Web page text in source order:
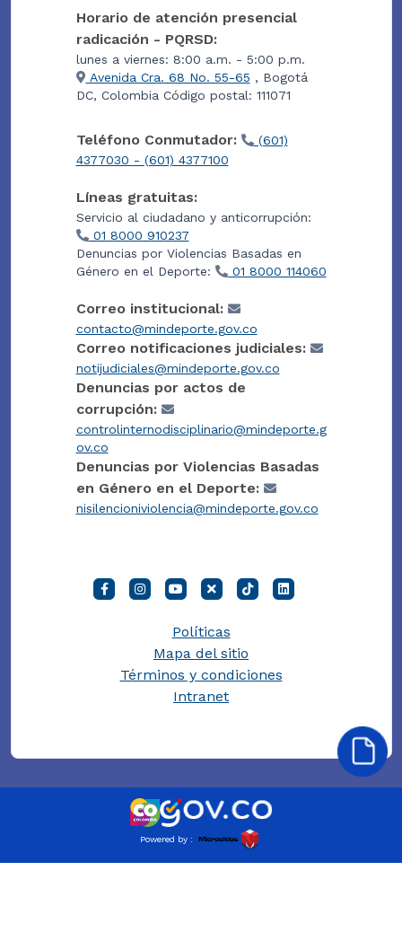
Horario de atención presencial
radicación - PQRSD:
lunes a viernes: 8:00 a.m. - 5:00 p.m.
Avenida Cra. 68 No. 55-65 , Bogotá
DC, Colombia Código postal: 111071
Teléfono Conmutador:
(601)
4377030 - (601) 4377100
Líneas gratuitas:
Servicio al ciudadano y anticorrupción:
01 8000 910237
Denuncias por Violencias Basadas en
Género en el Deporte:
01 8000 114060
Correo institucional:
contacto@mindeporte.gov.co
Correo notificaciones judiciales:
notijudiciales@mindeporte.gov.co
Denuncias por actos de
corrupción:
controlinternodisciplinario@mindeporte.g
ov.co
Denuncias por Violencias Basadas
en Género en el Deporte:
nisilencioniviolencia@mindeporte.gov.co
Políticas
Mapa del sitio
Términos y condiciones
Intranet
Powered by :